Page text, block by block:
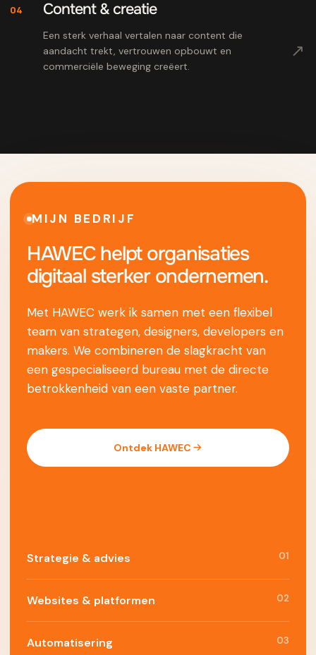
04 Content & creatie
Een sterk verhaal vertalen naar content die
aandacht trekt, vertrouwen opbouwt en
commerciële beweging creëert.
↗
MIJN BEDRIJF
HAWEC helpt organisaties
digitaal sterker ondernemen.
Met HAWEC werk ik samen met een flexibel
team van strategen, designers, developers en
makers. We combineren de slagkracht van
een gespecialiseerd bureau met de directe
betrokkenheid van een vaste partner.
Ontdek HAWEC
Strategie & advies 01
Websites & platformen 02
Automatisering 03